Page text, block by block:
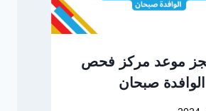
موعد مركز فحص
الوافدة صبحان